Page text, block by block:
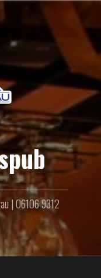
| 06106 9312